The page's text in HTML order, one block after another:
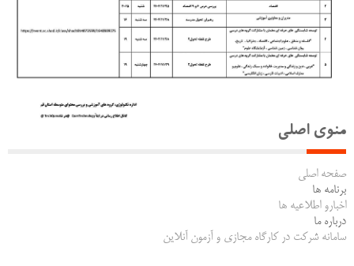
منوی اصلی
صفحه اصلی
برنامه ها
اخبارو اطلاعیه ها
درباره ما
سامانه شرکت در کارگاه مجازی و آزمون آنلاین